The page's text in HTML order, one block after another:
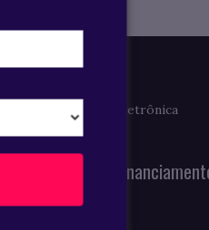
Imprensa
Clipagem Eletrônica
Notícias
Bolsas e
Prouni